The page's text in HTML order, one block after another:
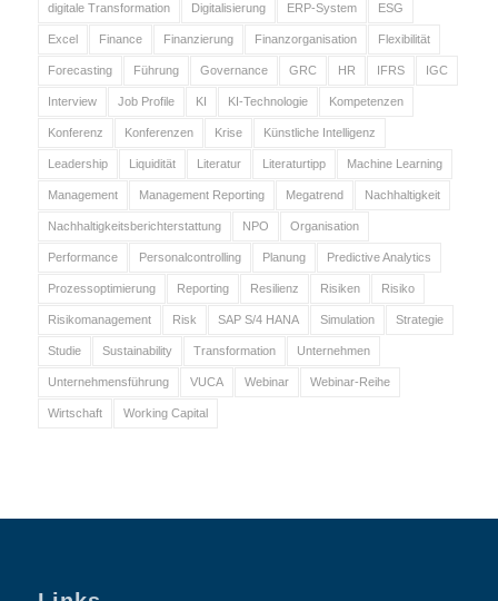
digitale Transformation Digitalisierung ERP-System ESG
Excel Finance Finanzierung Finanzorganisation Flexibilität
Forecasting Führung Governance GRC HR IFRS IGC
Interview Job Profile KI KI-Technologie Kompetenzen
Konferenz Konferenzen Krise Künstliche Intelligenz
Leadership Liquidität Literatur Literaturtipp Machine Learning
Management Management Reporting Megatrend Nachhaltigkeit
Nachhaltigkeitsberichterstattung NPO Organisation
Performance Personalcontrolling Planung Predictive Analytics
Prozessoptimierung Reporting Resilienz Risiken Risiko
Risikomanagement Risk SAP S/4 HANA Simulation Strategie
Studie Sustainability Transformation Unternehmen
Unternehmensführung VUCA Webinar Webinar-Reihe
Wirtschaft Working Capital